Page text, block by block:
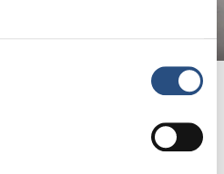
jeszcze tyle dobrego przed